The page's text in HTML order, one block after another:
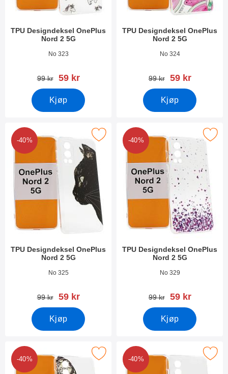
TPU Designdeksel OnePlus
Nord 2 5G
Varenummer 41574
No 323
gammel pris
99 kr ny pris
59 kr
Kjøp
TPU Designdeksel OnePlus
Nord 2 5G
Varenummer 41573
No 324
gammel pris
99 kr ny pris
59 kr
Kjøp
-40%
TPU Designdeksel OnePlus
Nord 2 5G
Varenummer 41572
No 325
gammel pris
99 kr ny pris
59 kr
Kjøp
tPU Designdeksel OnePlus Nord 2 5G som favoritt
-40%
TPU Designdeksel OnePlus
Nord 2 5G
Varenummer 41571
No 329
gammel pris
99 kr ny pris
59 kr
Kjøp
Merk tPU Designdeksel
-40%
tPU Designdeksel OnePlus Nord 2 5G som favoritt
-40%
Merk tPU Designdeksel